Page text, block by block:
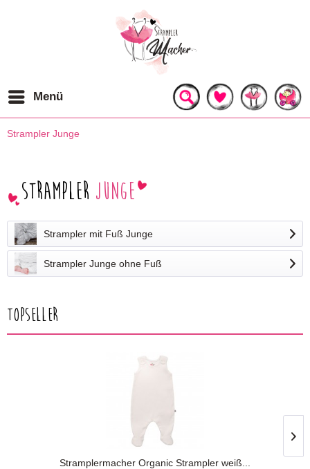
Menü
Strampler Junge
Strampler Junge
Strampler mit Fuß Junge
Strampler Junge ohne Fuß
Topseller
Stramplermacher Organic Strampler weiß...